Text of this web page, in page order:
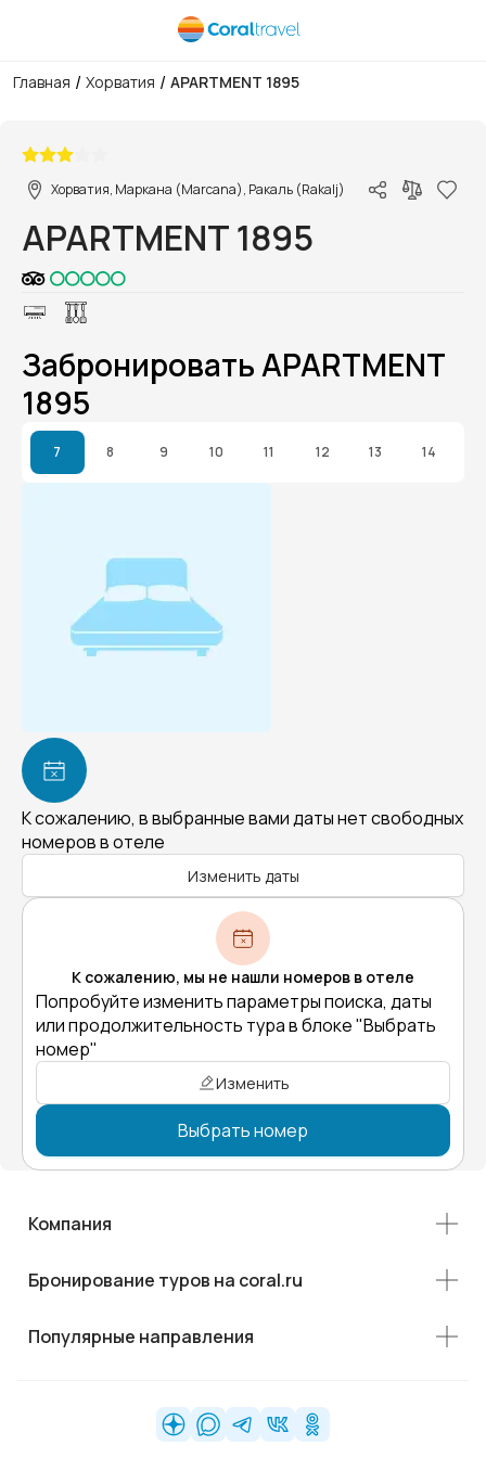
Главная / Хорватия / APARTMENT 1895
Хорватия, Маркана (Marcana), Ракаль (Rakalj)
APARTMENT 1895
Забронировать APARTMENT
1895
7 8 9 10 11 12 13 14
К сожалению, в выбранные вами даты нет свободных
номеров в отеле
Изменить даты
К сожалению, мы не нашли номеров в отеле
Попробуйте изменить параметры поиска, даты
или продолжительность тура в блоке "Выбрать
номер"
Изменить
Выбрать номер
Компания
Бронирование туров на coral.ru
Популярные направления